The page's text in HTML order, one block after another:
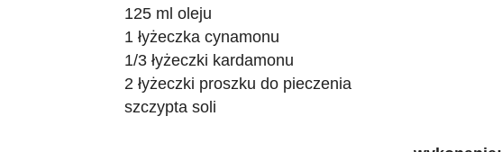
125 ml oleju
1 łyżeczka cynamonu
1/3 łyżeczki kardamonu
2 łyżeczki proszku do pieczenia
szczypta soli